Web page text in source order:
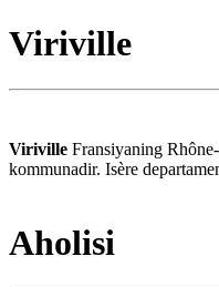
Viriville
Viriville Fransiyaning
kommunadir. Isère
Aholisi